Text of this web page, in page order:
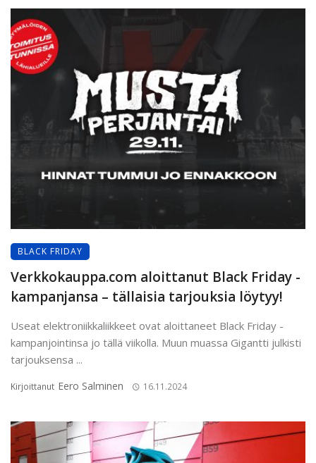
BLACK FRIDAY
Verkkokauppa.com aloittanut Black Friday -
kampanjansa – tällaisia tarjouksia löytyy!
Useat elektroniikkaliikkeet ovat aloittaneet Black Friday -
kampanjointinsa jo tällä viikolla. Muun muassa Gigantti julkisti
tarjouksensa ...
Kirjoittanut Eero Salminen 16.11.2024